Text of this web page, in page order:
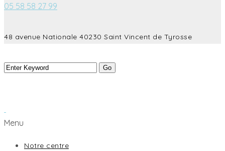
05 58 58 27 99
48 avenue Nationale 40230 Saint Vincent de Tyrosse
Menu
Notre centre